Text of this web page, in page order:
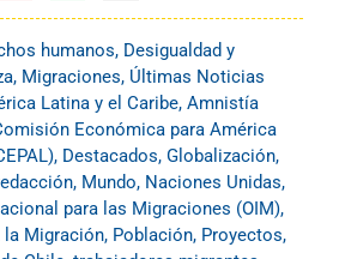
humanos, Desigualdad y
, Migraciones, Últimas Noticias
Latina y el Caribe, Amnistía
Económica para América
, Destacados, Globalización,
, Mundo, Naciones Unidas,
para las Migraciones (OIM),
la Migración, Población, Proyectos,